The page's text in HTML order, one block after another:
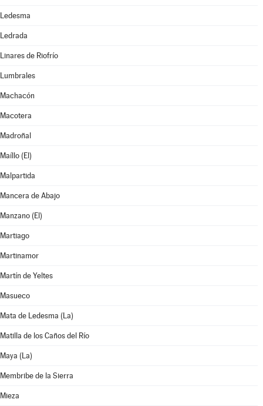
Ledesma
Ledrada
Linares de Riofrío
Lumbrales
Machacón
Macotera
Madroñal
Maíllo (El)
Malpartida
Mancera de Abajo
Manzano (El)
Martiago
Martinamor
Martín de Yeltes
Masueco
Mata de Ledesma (La)
Matilla de los Caños del Río
Maya (La)
Membribe de la Sierra
Mieza